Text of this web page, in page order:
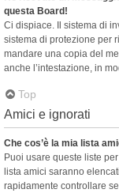
questa Board!
Ci dispiace. Il sistema di
sistema di protezione per
mandare una copia del
anche l’intestazione, in
Top
Amici e ignorati
Che cos’è la mia lista
Puoi usare queste liste
lista amici saranno
rapidamente controllare